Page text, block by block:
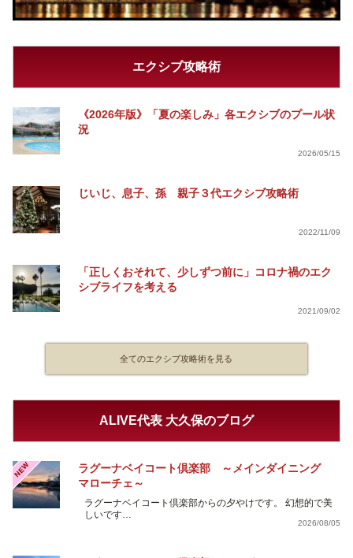
エクシブ攻略術
《2026年版》「夏の楽しみ」各エクシブのプール状
況
2026/05/15
じいじ、息子、孫 親子３代エクシブ攻略術
2022/11/09
「正しくおそれて、少しずつ前に」コロナ禍のエク
シブライフを考える
2021/09/02
全てのエクシブ攻略術を見る
ALIVE代表 大久保のブログ
NEW
ラグーナベイコート倶楽部 ～メインダイニング
マローチェ～
ラグーナベイコート倶楽部からの夕やけです。 幻想的で美
しいです…
2026/08/05